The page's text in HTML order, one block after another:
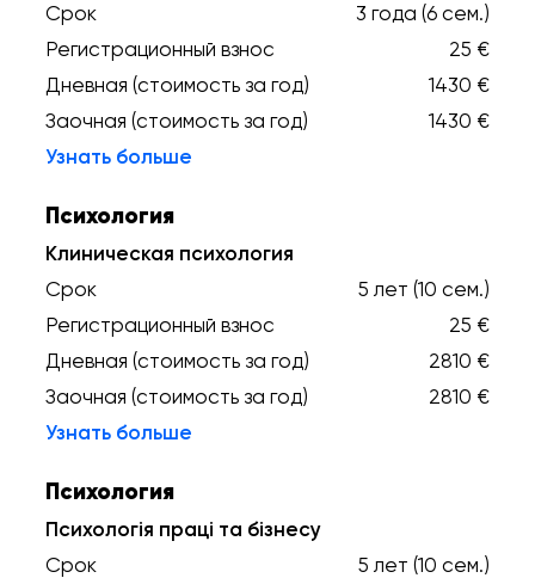
Срок
3 года (6 сем.)
Регистрационный взнос
25 €
Дневная (стоимость за год)
1430 €
Заочная (стоимость за год)
1430 €
Узнать больше
Психология
Клиническая психология
Срок
5 лет (10 сем.)
Регистрационный взнос
25 €
Дневная (стоимость за год)
2810 €
Заочная (стоимость за год)
2810 €
Узнать больше
Психология
Психологія праці та бізнесу
Срок
5 лет (10 сем.)